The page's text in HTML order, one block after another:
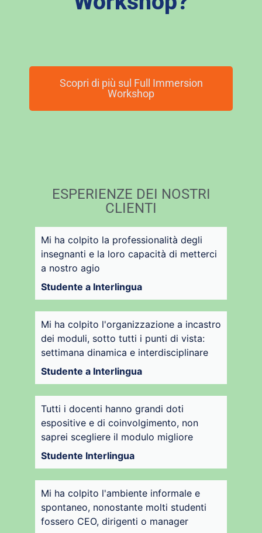
Scopri di più sul Full Immersion
Workshop
ESPERIENZE DEI NOSTRI
CLIENTI
Mi ha colpito la professionalità degli
insegnanti e la loro capacità di metterci
a nostro agio
Studente a Interlingua
Mi ha colpito l'organizzazione a incastro
dei moduli, sotto tutti i punti di vista:
settimana dinamica e interdisciplinare
Studente a Interlingua
Tutti i docenti hanno grandi doti
espositive e di coinvolgimento, non
saprei scegliere il modulo migliore
Studente Interlingua
Mi ha colpito l'ambiente informale e
spontaneo, nonostante molti studenti
fossero CEO, dirigenti o manager